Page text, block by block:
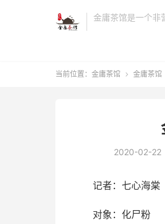
金庸茶馆是一个非
当前位置： 金庸茶馆  金庸茶馆
2020-02-22
记者：七心海
对象：化尸